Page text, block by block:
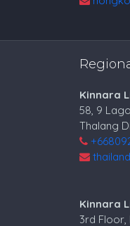
Kinnara
58, 9
Thalang
Kinnara
3rd Floor,